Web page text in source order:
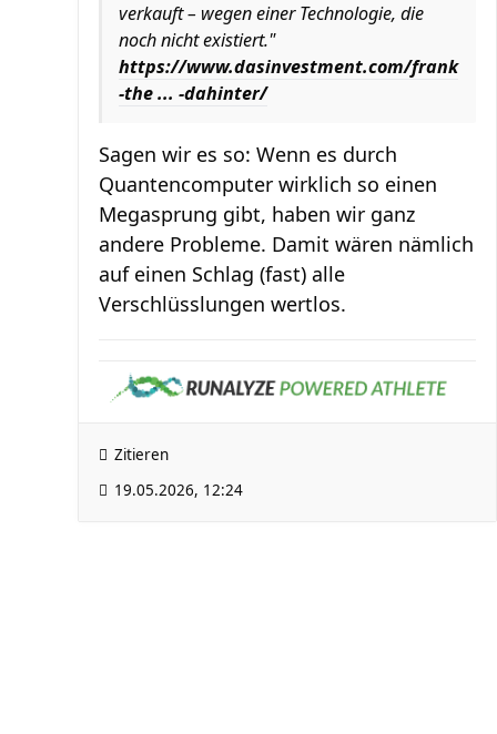
verkauft – wegen einer Technologie, die
noch nicht existiert."
https://www.dasinvestment.com/frank
-the ... -dahinter/
Sagen wir es so: Wenn es durch
Quantencomputer wirklich so einen
Megasprung gibt, haben wir ganz
andere Probleme. Damit wären nämlich
auf einen Schlag (fast) alle
Verschlüsslungen wertlos.
Zitieren
19.05.2026, 12:24